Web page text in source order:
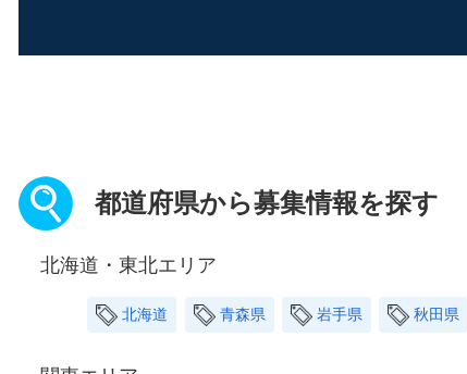
都道府県から募集情報を探す
北海道・東北エリア
北海道 青森県 岩手県 秋田県